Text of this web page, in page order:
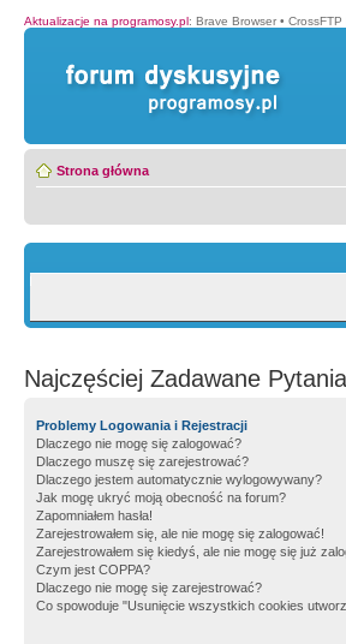
Aktualizacje na programosy.pl: Brave Browser • CrossFTP
Strona główna
Najczęściej Zadawane Pytania
Problemy Logowania i Rejestracji
Dlaczego nie mogę się zalogować?
Dlaczego muszę się zarejestrować?
Dlaczego jestem automatycznie wylogowywany?
Jak mogę ukryć moją obecność na forum?
Zapomniałem hasła!
Zarejestrowałem się, ale nie mogę się zalogować!
Zarejestrowałem się kiedyś, ale nie mogę się już
Czym jest COPPA?
Dlaczego nie mogę się zarejestrować?
Co spowoduje "Usunięcie wszystkich cookies